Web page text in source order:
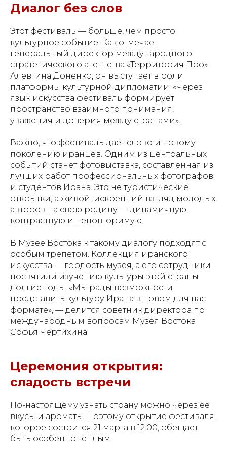
Диалог без слов
Этот фестиваль — больше, чем просто
культурное событие. Как отмечает
генеральный директор международного
стратегического агентства «Территория Про»
Алевтина Доненко, он выступает в роли
платформы культурной дипломатии: «Через
язык искусства фестиваль формирует
пространство взаимного понимания,
уважения и доверия между странами».
Важно, что фестиваль дает слово и новому
поколению иранцев. Одним из центральных
событий станет фотовыставка, составленная из
лучших работ профессиональных фотографов
и студентов Ирана. Это не туристические
открытки, а живой, искренний взгляд молодых
авторов на свою родину — динамичную,
контрастную и неповторимую.
В Музее Востока к такому диалогу подходят с
особым трепетом. Коллекция иранского
искусства — гордость музея, а его сотрудники
посвятили изучению культуры этой страны
долгие годы. «Мы рады возможности
представить культуру Ирана в новом для нас
формате», — делится советник директора по
международным вопросам Музея Востока
Софья Чертихина.
Церемония открытия:
сладость встречи
По-настоящему узнать страну можно через её
вкусы и ароматы. Поэтому открытие фестиваля,
которое состоится 21 марта в 12:00, обещает
быть особенно теплым.